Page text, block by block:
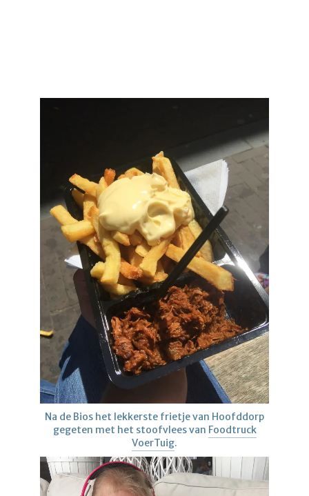
Na de Bios het lekkerste frietje van Hoofddorp
gegeten met het stoofvlees van Foodtruck
VoerTuig.